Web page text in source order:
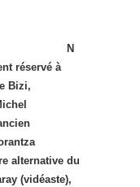
N
réservé à
Bizi,
alternative du
(vidéaste),